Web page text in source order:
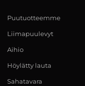
Puutuotteemme
Liimapuulevyt
Aihio
Höylätty lauta
Sahatavara